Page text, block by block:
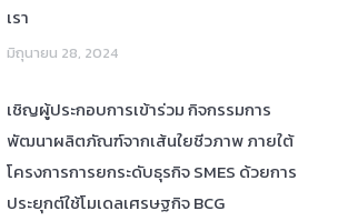
เรา
มิถุนายน 28, 2024
เชิญผู้ประกอบการเข้าร่วม กิจกรรมการ
พัฒนาผลิตภัณฑ์จากเส้นใยชีวภาพ ภายใต้
โครงการการยกระดับธุรกิจ SMES ด้วยการ
ประยุกต์ใช้โมเดลเศรษฐกิจ BCG